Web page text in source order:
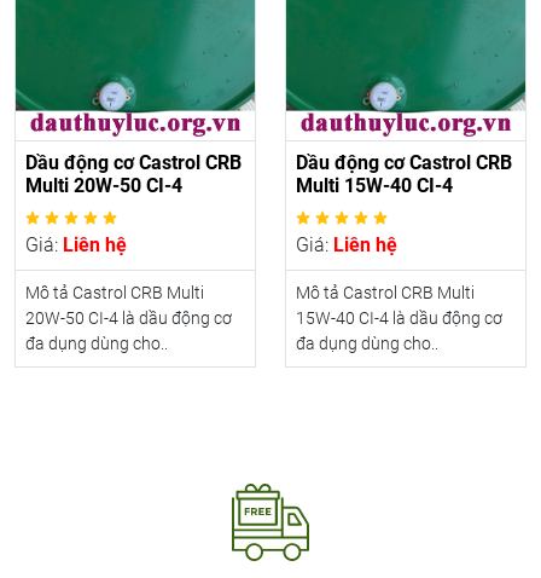
Dầu động cơ Castrol CRB
Multi 20W-50 CI-4
Giá: Liên hệ
Mô tả Castrol CRB Multi
20W-50 CI-4 là dầu động cơ
đa dụng dùng cho..
Dầu động cơ Castrol CRB
Multi 15W-40 CI-4
Giá: Liên hệ
Mô tả Castrol CRB Multi
15W-40 CI-4 là dầu động cơ
đa dụng dùng cho..